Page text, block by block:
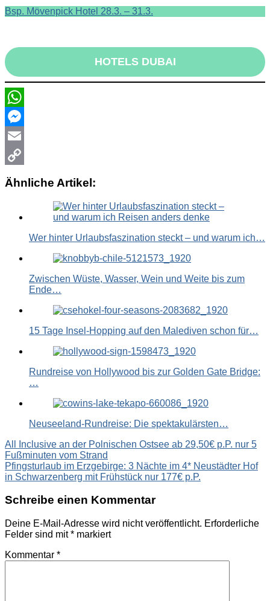
Bsp. Mövenpick Hotel 28.3. – 31.3.
HOTELS DUBAI
WhatsApp
Messenger
Email
Ähnliche Artikel:
Wer hinter Urlaubsfaszination steckt – und warum ich…
Zwischen Wüste, Wasser, Wein und Weite bis zum
Ende…
15 Tage Insel-Hopping auf den Malediven schon für…
Rundreise von Hollywood bis zur Golden Gate Bridge:
…
Neuseeland-Rundreise: Die spektakulärsten…
Beitragsnavigation
All Inclusive an der Polnischen Ostsee ab 29,50€ p.P. nur 5
Fußminuten vom Strand
Pfingsturlaub im Erzgebirge: 3 Nächte im 4* Neustädter Hof
in Schwarzenberg mit Frühstück nur 177€ p.P.
Schreibe einen Kommentar
Deine E-Mail-Adresse wird nicht veröffentlicht. Erforderliche
Felder sind mit* markiert
Kommentar *